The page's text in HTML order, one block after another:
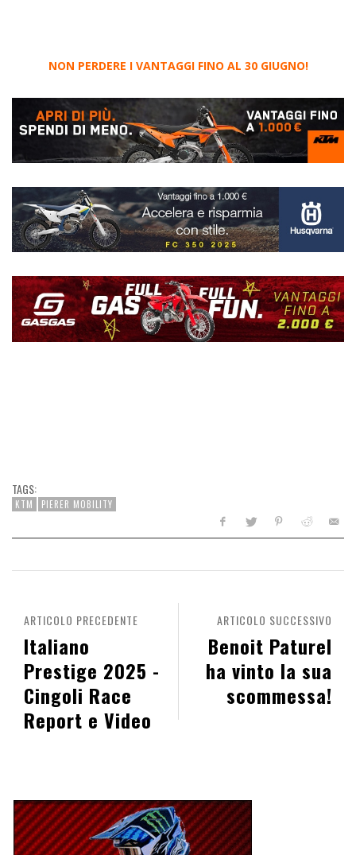
NON PERDERE I VANTAGGI FINO AL 30 GIUGNO!
TAGS:
KTM PIERER MOBILITY
ARTICOLO SUCCESSIVO
Benoit Paturel
ha vinto la sua
scommessa!
ARTICOLO PRECEDENTE
Italiano
Prestige 2025 -
Cingoli Race
Report e Video